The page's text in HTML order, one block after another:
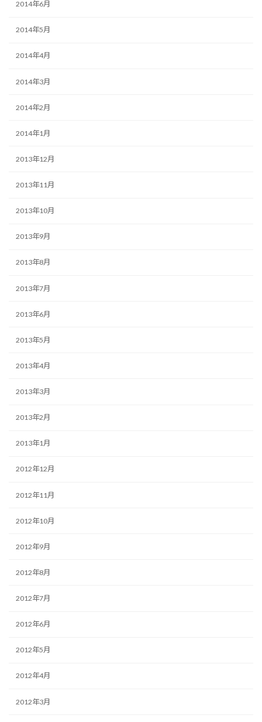
2014年6月
2014年5月
2014年4月
2014年3月
2014年2月
2014年1月
2013年12月
2013年11月
2013年10月
2013年9月
2013年8月
2013年7月
2013年6月
2013年5月
2013年4月
2013年3月
2013年2月
2013年1月
2012年12月
2012年11月
2012年10月
2012年9月
2012年8月
2012年7月
2012年6月
2012年5月
2012年4月
2012年3月